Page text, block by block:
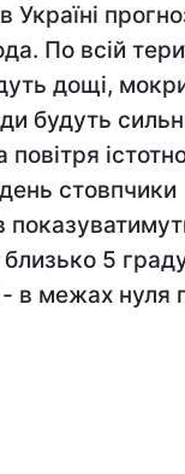
Україні
По всій
дощі,
будуть
стовпчики
5
- в межах нуля